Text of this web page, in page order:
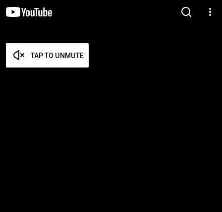
TAP TO UNMUTE